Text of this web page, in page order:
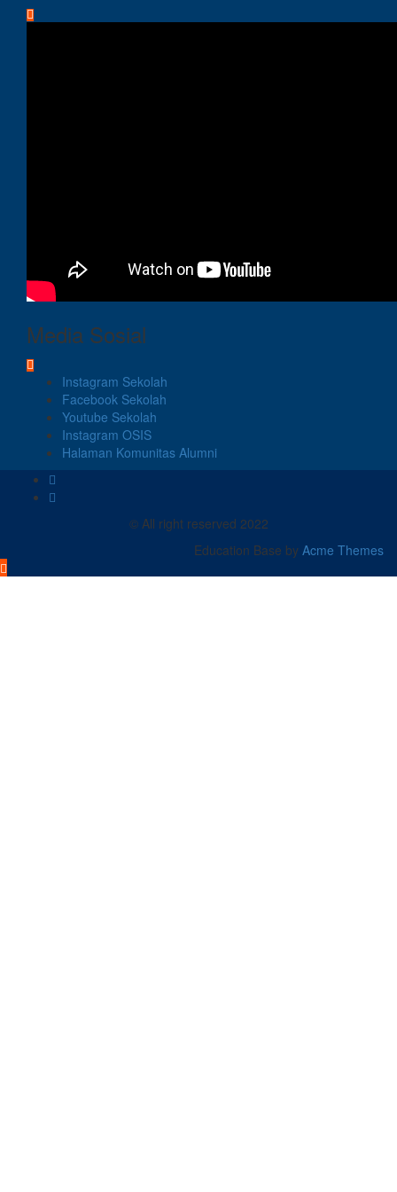
Media Sosial
Instagram Sekolah
Facebook Sekolah
Youtube Sekolah
Instagram OSIS
Halaman Komunitas Alumni
© All right reserved 2022
Education Base by Acme Themes